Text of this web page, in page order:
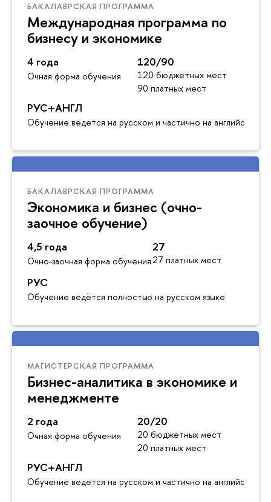
БАКАЛАВРСКАЯ ПРОГРАММА
Международная программа по
бизнесу и экономике
4 года
Очная форма обучения
120/90
120 бюджетных мест
90 платных мест
РУС+АНГЛ
Обучение ведется на русском и частично на английском
БАКАЛАВРСКАЯ ПРОГРАММА
Экономика и бизнес (очно-
заочное обучение)
4,5 года
Очно-заочная форма обучения
27
27 платных мест
РУС
Обучение ведётся полностью на русском языке
МАГИСТЕРСКАЯ ПРОГРАММА
Бизнес-аналитика в экономике и
менеджменте
2 года
Очная форма обучения
20/20
20 бюджетных мест
20 платных мест
РУС+АНГЛ
Обучение ведется на русском и частично на английском